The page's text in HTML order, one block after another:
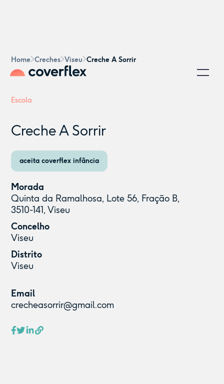
Home Creches Viseu Creche A Sorrir
Escola
Creche A Sorrir
aceita coverflex infância
Morada
Quinta da Ramalhosa, Lote 56, Fração B,
3510-141, Viseu
Concelho
Viseu
Distrito
Viseu
Email
crecheasorrir@gmail.com